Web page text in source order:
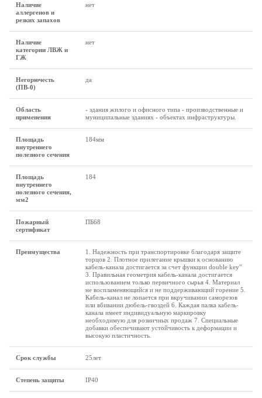
Наличие
аллергенов и
резких запахов
нет
Наличие
категории ЛВЖ и
ГЖ
нет
Негорючесть
(ПВ-0)
да
Область
применения
- здания жилого и офисного типа - производственные и
муниципальные зданиях - объектах инфраструктуры.
Площадь
внутреннего
полезного сечения
184мм
Площадь
внутреннего
полезного сечения,
мм2
184
Пожарный
сертификат
ПБ68
Преимущества
1. Надежность при транспортировке благодаря защите
торцов 2. Плотное прилегание крышки к основанию
кабель-канала достигается за счет функции double key”
3. Правильная геометрия кабель-канала достигается
использованием только первичного сырья 4. Материал
не воспламеняющийся и не поддерживающий горение 5.
Кабель-канал не лопается при вкручивании саморезов
или вбивании дюбель-гвоздей 6. Каждая палка кабель-
канала имеет индивидуальную маркировку
необходимую для розничных продаж 7. Специальные
добавки обеспечивают устойчивость к деформации и
высокую пластичность.
Срок службы 25лет
Степень защиты IP40